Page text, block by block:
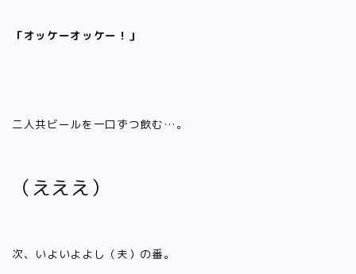
「オッケーオッケー！」
二人共ビールを一口ずつ飲む…。
（えええ）
次、いよいよよし（夫）の番。